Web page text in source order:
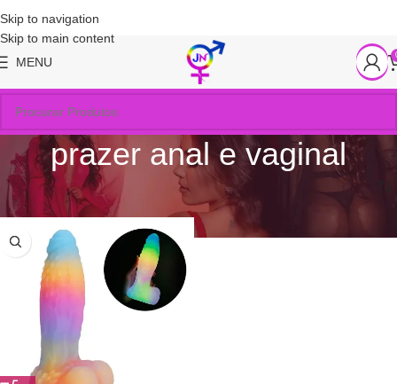
Skip to navigation
Skip to main content
MENU
prazer anal e vaginal
Início Produtos marcados com a tag “prazer anal e vaginal”